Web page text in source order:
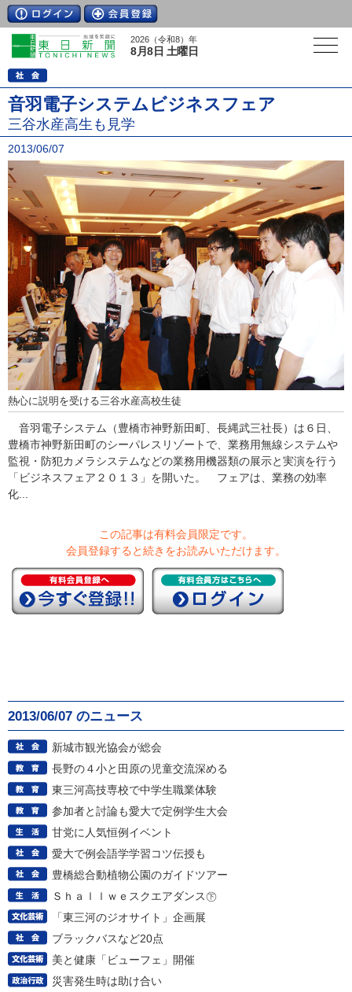
2026（令和8）年
8月8日 土曜日
音羽電子システムビジネスフェア
三谷水産高生も見学
2013/06/07
熱心に説明を受ける三谷水産高校生徒
音羽電子システム（豊橋市神野新田町、長縄武三社長）は６日、
豊橋市神野新田町のシーパレスリゾートで、業務用無線システムや
監視・防犯カメラシステムなどの業務用機器類の展示と実演を行う
「ビジネスフェア２０１３」を開いた。 フェアは、業務の効率
化...
この記事は有料会員限定です。
会員登録すると続きをお読みいただけます。
2013/06/07 のニュース
新城市観光協会が総会
長野の４小と田原の児童交流深める
東三河高技専校で中学生職業体験
参加者と討論も愛大で定例学生大会
甘党に人気恒例イベント
愛大で例会語学学習コツ伝授も
豊橋総合動植物公園のガイドツアー
Ｓｈａｌｌｗｅスクエアダンス㊦
「東三河のジオサイト」企画展
ブラックバスなど20点
美と健康「ビューフェ」開催
災害発生時は助け合い